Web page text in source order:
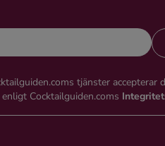
tjänster accepterar
Cocktailguiden.coms